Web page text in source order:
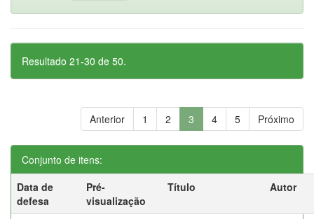
Resultado 21-30 de 50.
Anterior 1 2 3 4 5 Próximo
Conjunto de itens:
Data de
defesa
Pré-
visualização
Título Autor